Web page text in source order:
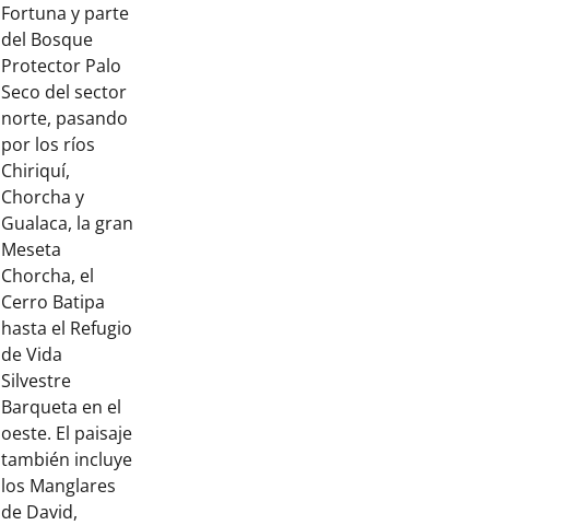
Fortuna y parte
del Bosque
Protector Palo
Seco del sector
norte, pasando
por los ríos
Chiriquí,
Chorcha y
Gualaca, la gran
Meseta
Chorcha, el
Cerro Batipa
hasta el Refugio
de Vida
Silvestre
Barqueta en el
oeste. El paisaje
también incluye
los Manglares
de David,